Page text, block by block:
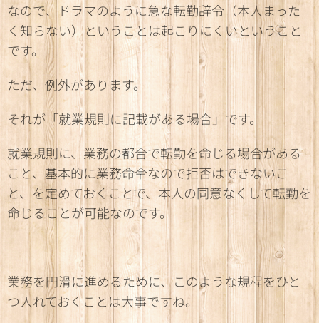
なので、ドラマのように急な転勤辞令（本人まった
く知らない）ということは起こりにくいということ
です。
ただ、例外があります。
それが「就業規則に記載がある場合」です。
就業規則に、業務の都合で転勤を命じる場合がある
こと、基本的に業務命令なので拒否はできないこ
と、を定めておくことで、本人の同意なくして転勤を
命じることが可能なのです。
業務を円滑に進めるために、このような規程をひと
つ入れておくことは大事ですね。